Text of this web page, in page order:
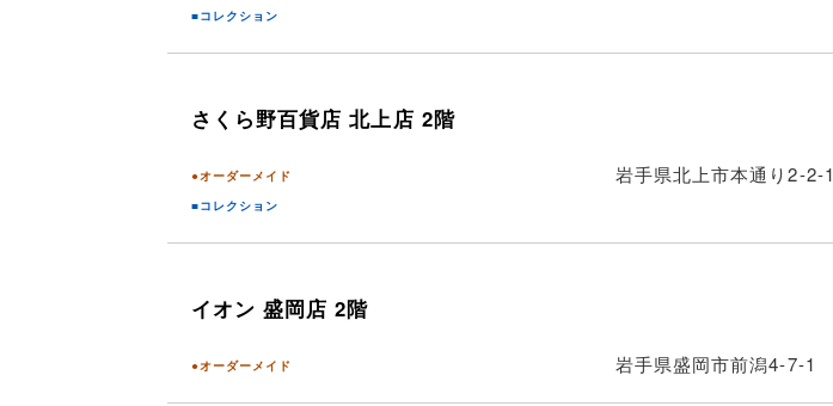
■コレクション
さくら野百貨店北上店 2階
●オーダーメイド
■コレクション
岩手県北上市本通り2-2-1
イオン盛岡店 2階
●オーダーメイド 岩手県盛岡市前潟4-7-1